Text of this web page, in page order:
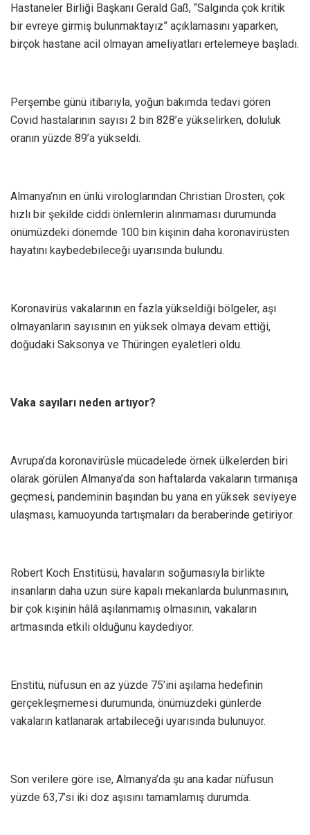
Hastaneler Birliği Başkanı Gerald Gaß, “Salgında çok kritik
bir evreye girmiş bulunmaktayız” açıklamasını yaparken,
birçok hastane acil olmayan ameliyatları ertelemeye başladı.
Perşembe günü itibarıyla, yoğun bakımda tedavi gören
Covid hastalarının sayısı 2 bin 828’e yükselirken, doluluk
oranın yüzde 89’a yükseldi.
Almanya’nın en ünlü virologlarından Christian Drosten, çok
hızlı bir şekilde ciddi önlemlerin alınmaması durumunda
önümüzdeki dönemde 100 bin kişinin daha koronavirüsten
hayatını kaybedebileceği uyarısında bulundu.
Koronavirüs vakalarının en fazla yükseldiği bölgeler, aşı
olmayanların sayısının en yüksek olmaya devam ettiği,
doğudaki Saksonya ve Thüringen eyaletleri oldu.
Vaka sayıları neden artıyor?
Avrupa’da koronavirüsle mücadelede örnek ülkelerden biri
olarak görülen Almanya’da son haftalarda vakaların tırmanışa
geçmesi, pandeminin başından bu yana en yüksek seviyeye
ulaşması, kamuoyunda tartışmaları da beraberinde getiriyor.
Robert Koch Enstitüsü, havaların soğumasıyla birlikte
insanların daha uzun süre kapalı mekanlarda bulunmasının,
bir çok kişinin hâlâ aşılanmamış olmasının, vakaların
artmasında etkili olduğunu kaydediyor.
Enstitü, nüfusun en az yüzde 75’ini aşılama hedefinin
gerçekleşmemesi durumunda, önümüzdeki günlerde
vakaların katlanarak artabileceği uyarısında bulunuyor.
Son verilere göre ise, Almanya’da şu ana kadar nüfusun
yüzde 63,7’si iki doz aşısını tamamlamış durumda.